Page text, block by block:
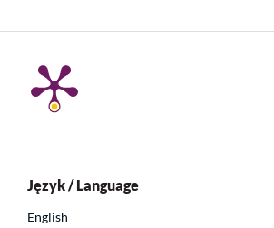
Język / Language
English